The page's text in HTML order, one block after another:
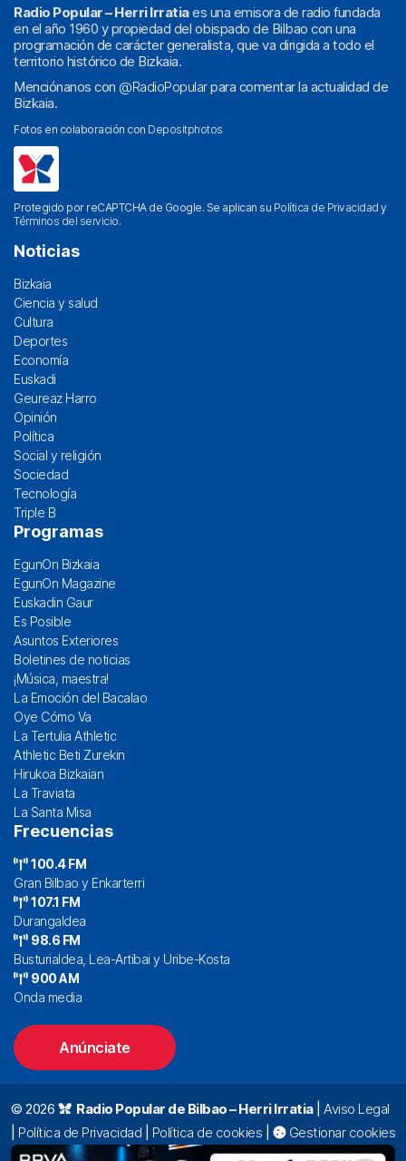
Radio Popular – Herri Irratiaes una emisora de radio fundada
en el año 1960 y propiedad del obispado de Bilbao con una
programación de carácter generalista, que va dirigida a todo el
territorio histórico de Bizkaia.
Menciónanos con @RadioPopularpara comentar la actualidad de
Bizkaia.
Fotos en colaboración con Depositphotos
Protegido por reCAPTCHA de Google. Se aplican su Política de Privacidad y
Términos del servicio.
Noticias
Bizkaia
Ciencia y salud
Cultura
Deportes
Economía
Euskadi
Geureaz Harro
Opinión
Política
Social y religión
Sociedad
Tecnología
Triple B
Programas
EgunOn Bizkaia
EgunOn Magazine
Euskadin Gaur
Es Posible
Asuntos Exteriores
Boletines de noticias
¡Música, maestra!
La Emoción del Bacalao
Oye Cómo Va
La Tertulia Athletic
Athletic Beti Zurekin
Hirukoa Bizkaian
La Traviata
La Santa Misa
Frecuencias
100.4 FM
Gran Bilbao y Enkarterri
107.1 FM
Durangaldea
98.6 FM
Busturialdea, Lea-Artibai y Uribe-Kosta
900 AM
Onda media
Anúnciate
© 2026 Radio Popular de Bilbao – Herri Irratia| Aviso Legal
Política de Privacidad Política de cookies
Gestionar cookies
Alda. Mazarredo, 47 – 7º 48009 Bilbao |
94 423 92 00|